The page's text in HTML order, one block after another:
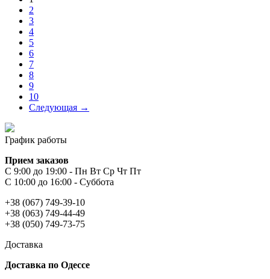
2
3
4
5
6
7
8
9
10
Следующая →
График работы
Прием заказов
С 9:00 до 19:00 - Пн Вт Ср Чт Пт
С 10:00 до 16:00 - Суббота
+38 (067) 749-39-10
+38 (063) 749-44-49
+38 (050) 749-73-75
Доставка
Доставка по Одессе